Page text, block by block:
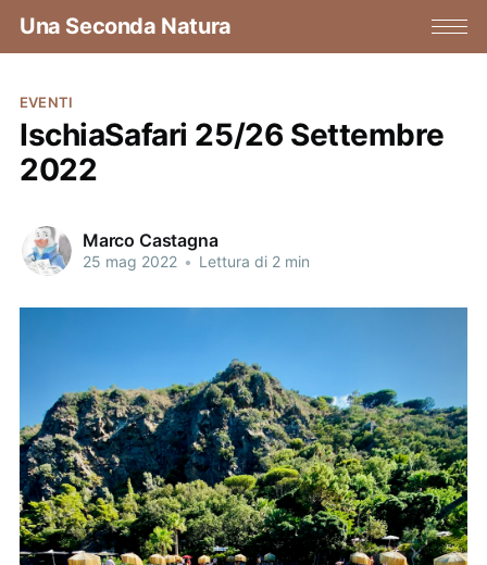
Una Seconda Natura
EVENTI
IschiaSafari 25/26 Settembre
2022
Marco Castagna
25 mag 2022 • Lettura di 2 min